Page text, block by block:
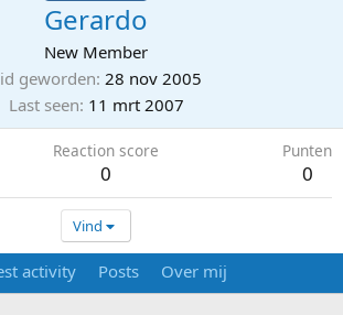
Gerardo
New Member
geworden 28 nov 2005
Last seen 11 mrt 2007
Reaction score
0
Punten
0
Vind
activity Posts Over mij